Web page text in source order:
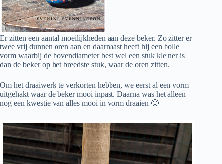
Er zitten een aantal moeilijkheden aan deze beker. Zo zitter er
twee vrij dunnen oren aan en daarnaast heeft hij een bolle
vorm waarbij de bovendiameter best wel een stuk kleiner is
dan de beker op het breedste stuk, waar de oren zitten.
Om het draaiwerk te verkorten hebben, we eerst al een vorm
uitgehakt waar de beker mooi inpast. Daarna was het alleen
nog een kwestie van alles mooi in vorm draaien 🙂